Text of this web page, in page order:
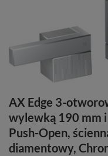
AX Edge 3-
wylewką 190 mm
Push-Open,
diamentowy,